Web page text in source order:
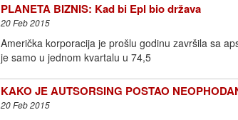
PLANETA BIZNIS: Kad bi Epl bio država
20 Feb 2015
Američka korporacija je prošlu godinu završila sa
je samo u jednom kvartalu u 74,5
KAKO JE AUTSORSING POSTAO
20 Feb 2015